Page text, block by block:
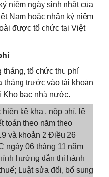
niệm ngày sinh nhật của
Nam hoặc nhân kỷ niệm
được tổ chức tại Việt
tháng, tổ chức thu phí
tháng trước vào tài khoản
Kho bạc nhà nước.
kê khai, nộp phí, lệ
toán theo năm theo
và khoản 2 Điều 26
ngày 06 tháng 11 năm
hướng dẫn thi hành
Luật sửa đổi, bổ sung